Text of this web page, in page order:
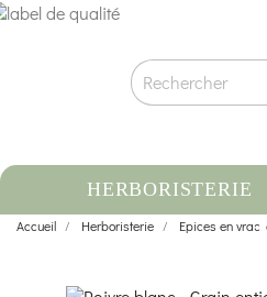
HERBORISTERIE
Accueil Herboristerie Epices en